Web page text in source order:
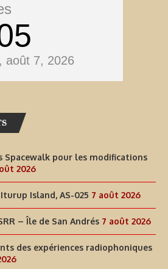
août 7, 2026
pour les modifications
2026
Island, AS-025 7 août 2026
– Île de San Andrés 7 août 2026
des expériences radiophoniques